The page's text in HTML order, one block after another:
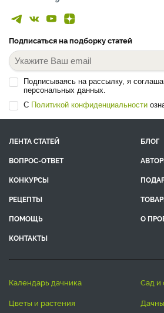
Подписаться на подборку статей
Подписываясь на рассылку, я
персональных данных.
С Политикой конфиденциальности
ЛЕНТА СТАТЕЙ
БЛОГ
ВОПРОС-ОТВЕТ
КОНКУРСЫ
РЕЦЕПТЫ
ПОМОЩЬ
О
КОНТАКТЫ
календарь дачника
сад
цветы и растения